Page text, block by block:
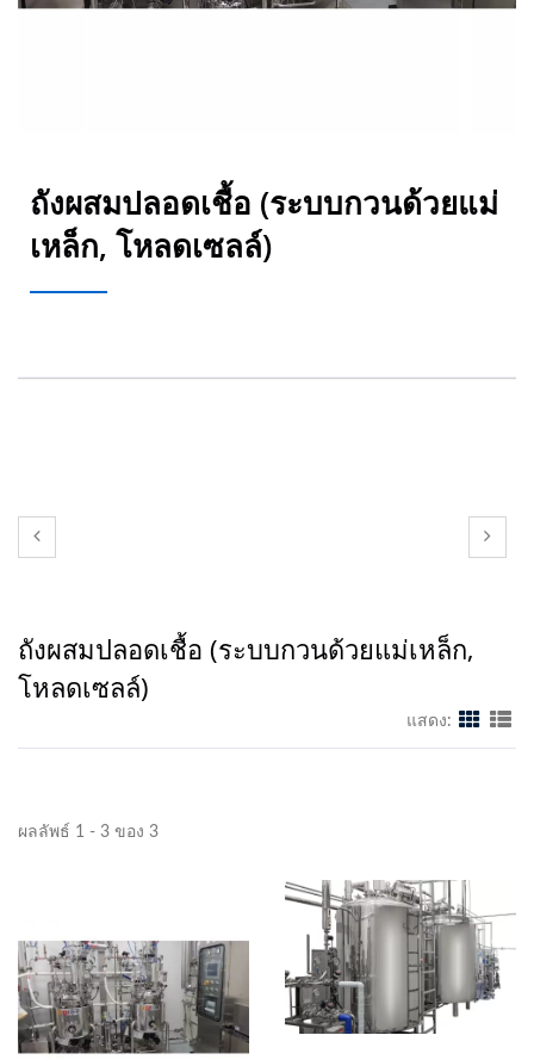
ถังผสมปลอดเชื้อ (ระบบกวนด้วยแม่
เหล็ก, โหลดเซลล์)
ถังผสมปลอดเชื้อ (ระบบกวนด้วยแม่เหล็ก,
โหลดเซลล์)
แสดง:
ผลลัพธ์ 1 - 3 ของ 3